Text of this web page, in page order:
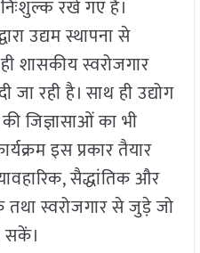
निःशुल्क रखे गए हैं।
उद्यम स्थापना से
शासकीय स्वरोजगार
रही है। साथ ही उद्योग
जिज्ञासाओं का भी
इस प्रकार तैयार
सैद्धांतिक और
तथा स्वरोजगार से जुड़े जो
सकें।